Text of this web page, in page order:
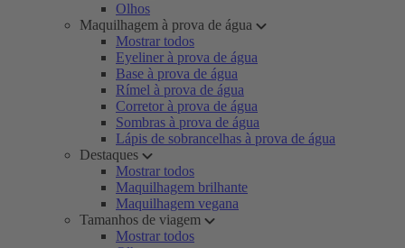
Olhos
Maquilhagem à prova de água
Mostrar todos
Eyeliner à prova de água
Base à prova de água
Rímel à prova de água
Corretor à prova de água
Sombras à prova de água
Lápis de sobrancelhas à prova de água
Destaques
Mostrar todos
Maquilhagem brilhante
Maquilhagem vegana
Tamanhos de viagem
Mostrar todos